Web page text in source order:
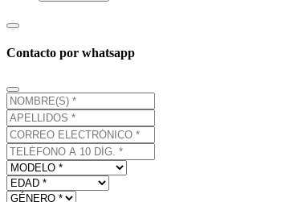
Contacto por whatsapp